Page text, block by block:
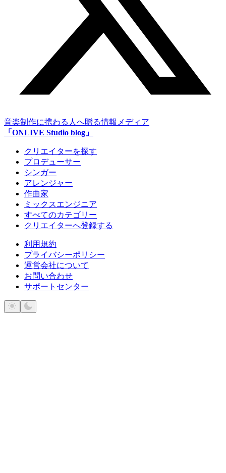
音楽制作に携わる人へ贈る情報メディア
「ONLIVE Studio blog」
クリエイターを探す
プロデューサー
シンガー
アレンジャー
作曲家
ミックスエンジニア
すべてのカテゴリー
クリエイターへ登録する
利用規約
プライバシーポリシー
運営会社について
お問い合わせ
サポートセンター